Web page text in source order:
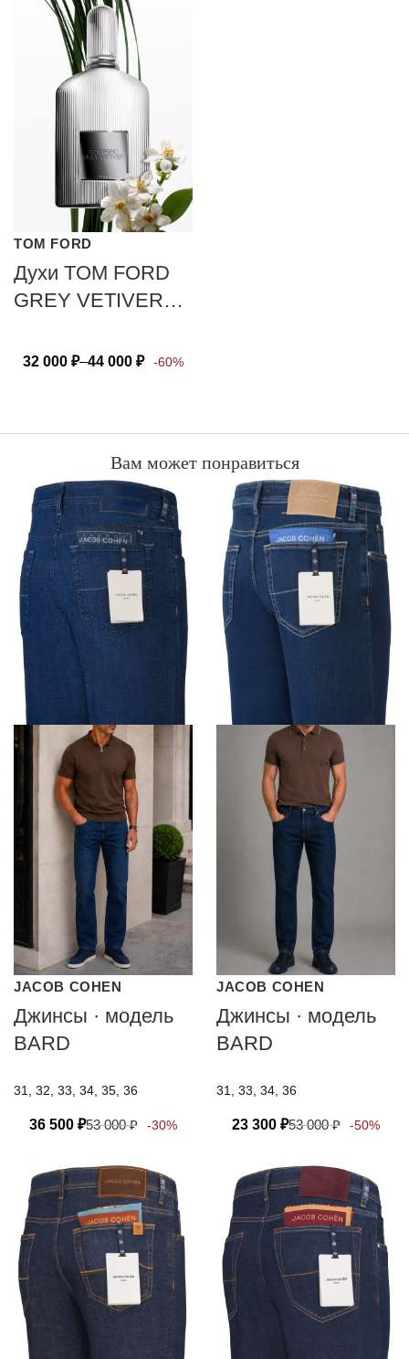
TOM FORD
Духи TOM FORD
GREY VETIVER
32 000 ₽–44 000 ₽ -60%
Вам может понравиться
JACOB COHEN
Джинсы · модель
BARD
31, 32, 33, 34, 35, 36
36 500 ₽53 000₽ -30%
JACOB COHEN
Джинсы · модель
BARD
31, 33, 34, 36
23 300 ₽53 000₽ -50%